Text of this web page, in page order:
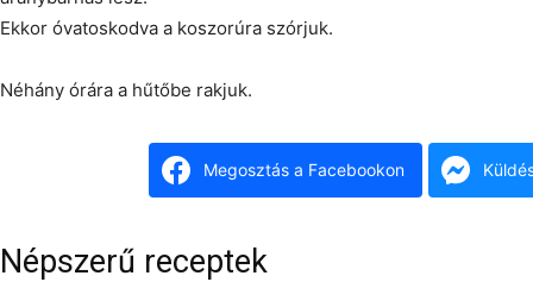
Ekkor óvatoskodva a koszorúra szórjuk.
Néhány órára a hűtőbe rakjuk.
Megosztás a Facebookon
Népszerű receptek